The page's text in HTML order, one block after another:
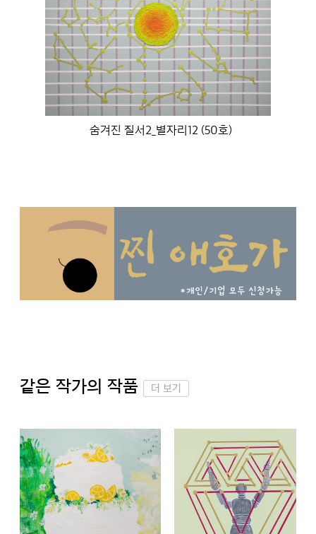
숨겨진 질서2_별자리12 (50호)
같은 작가의 작품 더 보기